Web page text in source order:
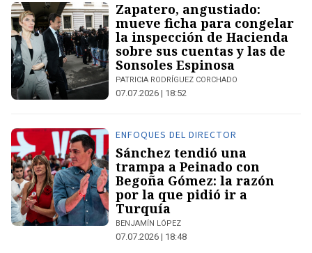
Zapatero, angustiado:
mueve ficha para congelar
la inspección de Hacienda
sobre sus cuentas y las de
Sonsoles Espinosa
PATRICIA RODRÍGUEZ CORCHADO
07.07.2026 | 18:52
ENFOQUES DEL DIRECTOR
Sánchez tendió una
trampa a Peinado con
Begoña Gómez: la razón
por la que pidió ir a
Turquía
BENJAMÍN LÓPEZ
07.07.2026 | 18:48